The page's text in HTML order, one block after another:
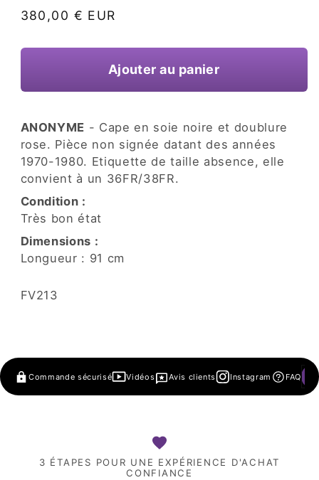
dans
Prix
380,00 € EUR
Ajouter au panier
ANONYME - Cape en soie noire et doublure
rose. Pièce non signée datant des années
1970-1980. Etiquette de taille absence, elle
convient à un 36FR/38FR.
Condition :
Très bon état
Dimensions :
Longueur : 91 cm
SKU:
FV213
Commande sécurisé Vidéos Avis clients Instagram FAQ
3 ÉTAPES POUR UNE EXPÉRIENCE D'ACHAT
CONFIANCE